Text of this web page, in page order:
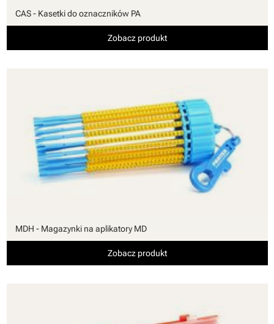
CAS - Kasetki do oznaczników PA
Zobacz produkt
MDH - Magazynki na aplikatory MD
Zobacz produkt